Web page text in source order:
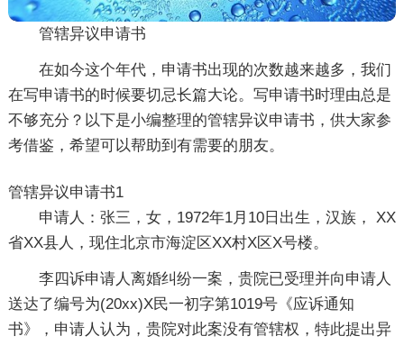
管辖异议申请书
在如今这个年代，申请书出现的次数越来越多，我们
在写申请书的时候要切忌长篇大论。写申请书时理由总是
不够充分？以下是小编整理的管辖异议申请书，供大家参
考借鉴，希望可以帮助到有需要的朋友。
管辖异议申请书1
申请人：张三，女，1972年1月10日出生，汉族， XX
省XX县人，现住北京市海淀区XX村X区X号楼。
李四诉申请人离婚纠纷一案，贵院已受理并向申请人
送达了编号为(20xx)X民一初字第1019号《应诉通知
书》，申请人认为，贵院对此案没有管辖权，特此提出异